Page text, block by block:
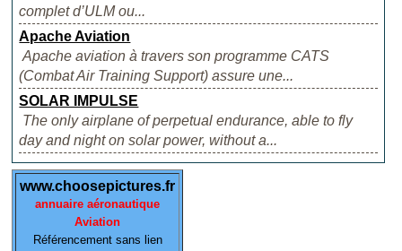
complet d’ULM ou...
Apache Aviation
Apache aviation à travers son programme CATS
(Combat Air Training Support) assure une...
SOLAR IMPULSE
The only airplane of perpetual endurance, able to fly
day and night on solar power, without a...
www.choosepictures.fr
annuaire aéronautique
Aviation
Référencement sans lien